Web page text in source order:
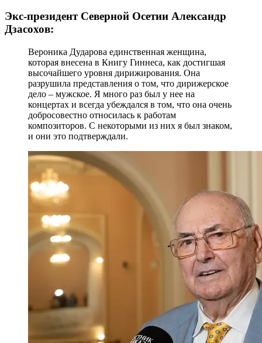
Экс-президент Северной Осетии Александр
Дзасохов:
Вероника Дударова единственная женщина,
которая внесена в Книгу Гиннеса, как достигшая
высочайшего уровня дирижирования. Она
разрушила представления о том, что дирижерское
дело – мужское. Я много раз был у нее на
концертах и всегда убеждался в том, что она очень
добросовестно относилась к работам
композиторов. С некоторыми из них я был знаком,
и они это подтверждали.